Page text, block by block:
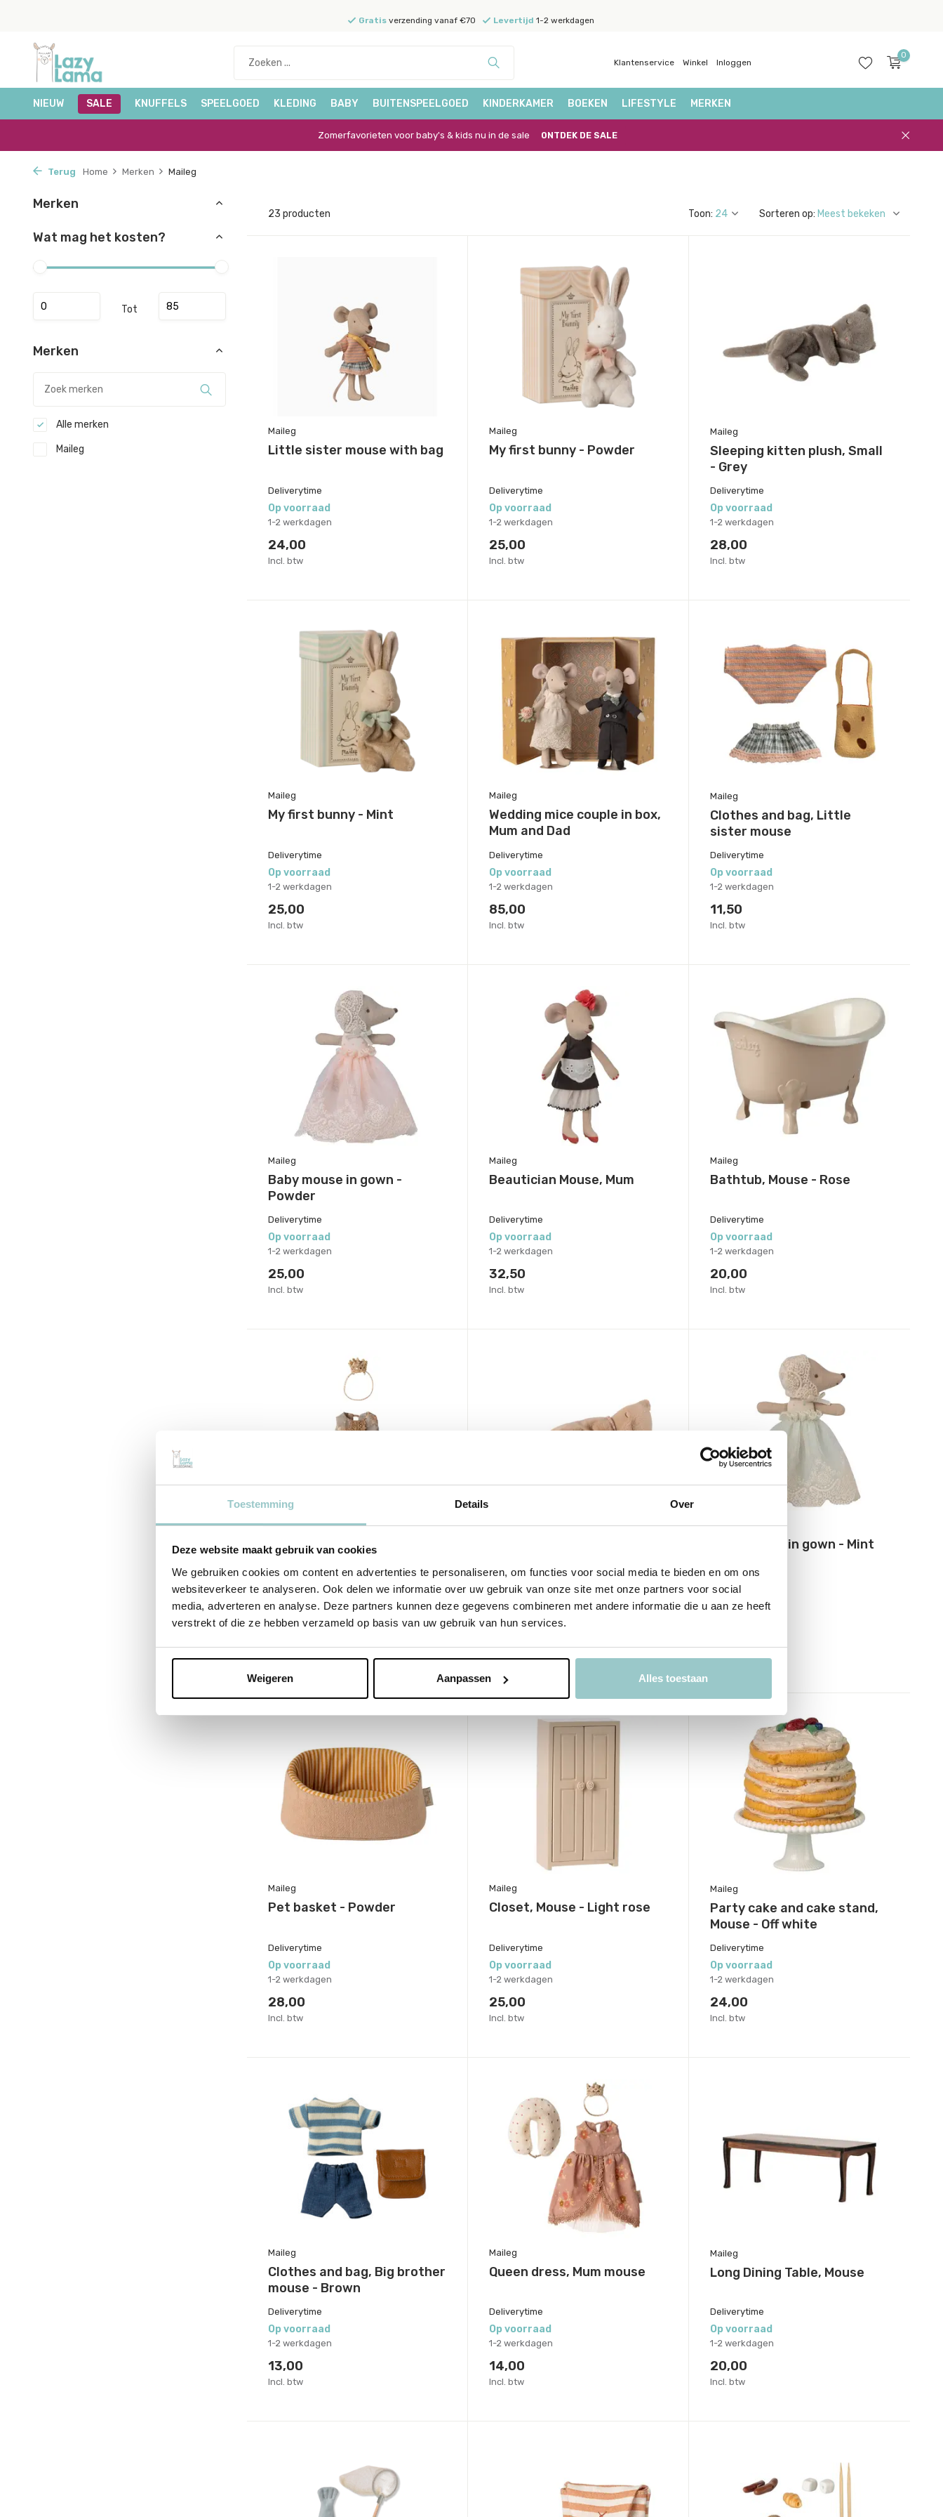
Toestemming Details Over
Deze website maakt gebruik van cookies
We gebruiken cookies om content en advertenties te personaliseren, om functies voor social media te bieden en om ons
websiteverkeer te analyseren. Ook delen we informatie over uw gebruik van onze site met onze partners voor social
media, adverteren en analyse. Deze partners kunnen deze gegevens combineren met andere informatie die u aan ze heeft
verstrekt of die ze hebben verzameld op basis van uw gebruik van hun services.
Weigeren Aanpassen Alles toestaan
Gratisverzending vanaf €70 Levertijd 1-2 werkdagen
Klantenservice Winkel Inloggen
0
NIEUW SALE KNUFFELS SPEELGOED KLEDING BABY BUITENSPEELGOED KINDERKAMER BOEKEN LIFESTYLE MERKEN
Zomerfavorieten voor baby's & kids nu in de sale ONTDEK DE SALE
Terug Home Merken Maileg
Merken
Wat mag het kosten?
Tot
Merken
Alle merken
Maileg
23 producten Toon: Sorteren op:
Maileg
Little sister mouse with bag
Deliverytime
Op voorraad
1-2 werkdagen
24,00
Incl. btw
Maileg
My first bunny - Powder
Deliverytime
Op voorraad
1-2 werkdagen
25,00
Incl. btw
Maileg
Sleeping kitten plush, Small
- Grey
Deliverytime
Op voorraad
1-2 werkdagen
28,00
Incl. btw
Maileg
My first bunny - Mint
Deliverytime
Op voorraad
1-2 werkdagen
25,00
Incl. btw
Maileg
Wedding mice couple in box,
Mum and Dad
Deliverytime
Op voorraad
1-2 werkdagen
85,00
Incl. btw
Maileg
Clothes and bag, Little
sister mouse
Deliverytime
Op voorraad
1-2 werkdagen
11,50
Incl. btw
Maileg
Baby mouse in gown -
Powder
Deliverytime
Op voorraad
1-2 werkdagen
25,00
Incl. btw
Maileg
Beautician Mouse, Mum
Deliverytime
Op voorraad
1-2 werkdagen
32,50
Incl. btw
Maileg
Bathtub, Mouse - Rose
Deliverytime
Op voorraad
1-2 werkdagen
20,00
Incl. btw
Maileg
Princess dress, Big sister
mouse
Deliverytime
Op voorraad
1-2 werkdagen
Maileg
Deliverytime
Op voorraad
Maileg
Baby mouse in gown - Mint
Deliverytime
Op voorraad
Maileg
Pet basket - Powder
Deliverytime
Op voorraad
1-2 werkdagen
28,00
Incl. btw
Maileg
Closet, Mouse - Light rose
Deliverytime
Op voorraad
1-2 werkdagen
25,00
Incl. btw
Maileg
Party cake and cake stand,
Mouse - Off white
Deliverytime
Op voorraad
1-2 werkdagen
24,00
Incl. btw
Maileg
Clothes and bag, Big brother
mouse - Brown
Deliverytime
Op voorraad
1-2 werkdagen
13,00
Incl. btw
Maileg
Queen dress, Mum mouse
Deliverytime
Op voorraad
1-2 werkdagen
14,00
Incl. btw
Maileg
Long Dining Table, Mouse
Deliverytime
Op voorraad
1-2 werkdagen
20,00
Incl. btw